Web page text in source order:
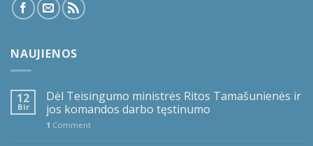
NAUJIENOS
12
Bir
Dėl Teisingumo ministrės Ritos Tamašunienės ir
jos komandos darbo tęstinumo
1 Comment